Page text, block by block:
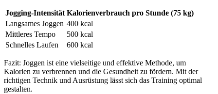
Jogging-Intensität Kalorienverbrauch pro Stunde (75 kg)
Langsames Joggen 400 kcal
Mittleres Tempo
500 kcal
Schnelles Laufen
600 kcal
Fazit: Joggen ist eine vielseitige und effektive Methode, um
Kalorien zu verbrennen und die Gesundheit zu fördern. Mit der
richtigen Technik und Ausrüstung lässt sich das Training optimal
gestalten.